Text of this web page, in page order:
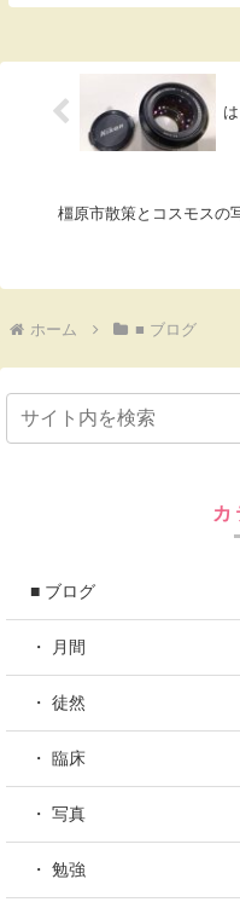
外
橿原市散策とコスモスの
ホーム ■ ブログ
■ ブログ
・ 月間
・ 徒然
・ 臨床
・ 写真
・ 勉強